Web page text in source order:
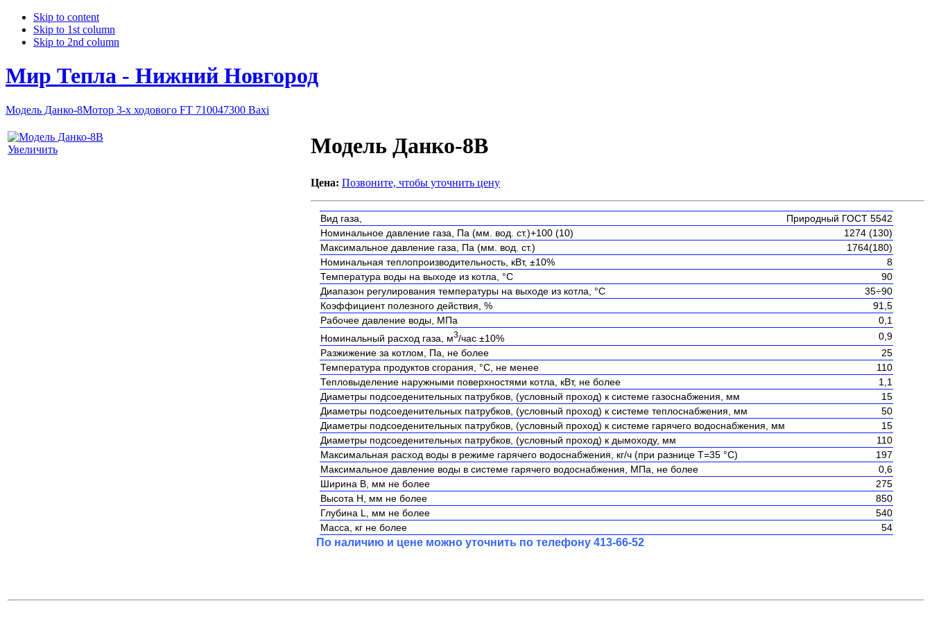
Skip to content
Skip to 1st column
Skip to 2nd column
Мир Тепла - Нижний Новгород
Модель Данко-8Мотор 3-х ходового FT 710047300 Baxi
Увеличить Модель Данко-8В
Цена: Позвоните, чтобы уточнить цену
Вид газа,
Природный ГОСТ 5542
Номинальное давление газа, Па (мм. вод. ст.)+100 (10)
1274 (130)
Максимальное давление газа, Па (мм. вод. ст.)
1764(180)
Номинальная теплопроизводительность, кВт, ±10%
8
Температура воды на выходе из котла, °C
90
Диапазон регулирования температуры на выходе из котла, °C
35÷90
Коэффициент полезного действия, %
91,5
Рабочее давление воды, МПа
0,1
Номинальный расход газа, м3/час ±10%
0,9
Разжижение за котлом, Па, не более
25
Температура продуктов сгорания, °С, не менее
110
Тепловыделение наружными поверхностями котла, кВт, не более
1,1
Диаметры подсоеденительных патрубков, (условный проход) к системе газоснабжения, мм
15
Диаметры подсоеденительных патрубков, (условный проход) к системе теплоснабжения, мм
50
Диаметры подсоеденительных патрубков, (условный проход) к системе гарячего водоснабжения, мм
15
Диаметры подсоеденительных патрубков, (условный проход) к дымоходу, мм
110
Максимальная расход воды в режиме гарячего водоснабжения, кг/ч (при разнице Т=35 °С)
197
Максимальное давление воды в системе гарячего водоснабжения, МПа, не более
0,6
Ширина B, мм не более
275
Высота H, мм не более
850
Глубина L, мм не более
540
Масса, кг не более
54
По наличию и цене можно уточнить по телефону 413-66-52